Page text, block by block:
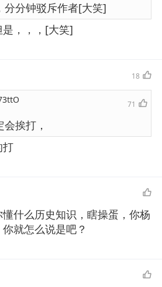
分分钟驳斥作者[大笑]
，，，[大笑]
18
71
挨打，
打
什么历史知识，瞎操蛋，你杨
就怎么说是吧？